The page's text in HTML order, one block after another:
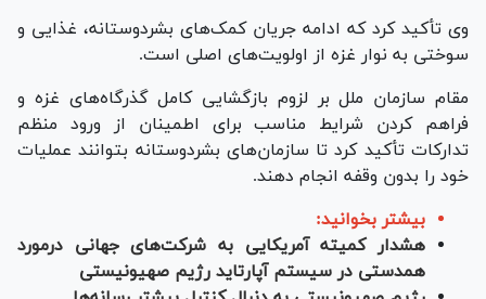
وی تأکید کرد که ادامه جریان کمک‌های بشردوستانه، غذایی و
سوختی به نوار غزه از اولویت‌های اصلی است.
مقام سازمان ملل بر لزوم بازگشایی کامل گذرگاه‌های غزه و
فراهم کردن شرایط مناسب برای اطمینان از ورود منظم
تدارکات تأکید کرد تا سازمان‌های بشردوستانه بتوانند عملیات
خود را بدون وقفه انجام دهند.
بیشتر بخوانید:
هشدار کمیته آمریکایی به شرکت‌های جهانی درمورد
همدستی در سیستم آپارتاید رژیم صهیونیستی